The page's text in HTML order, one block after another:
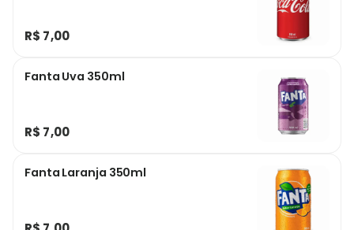
R$ 7,00
Fanta Uva 350ml
R$ 7,00
Fanta Laranja 350ml